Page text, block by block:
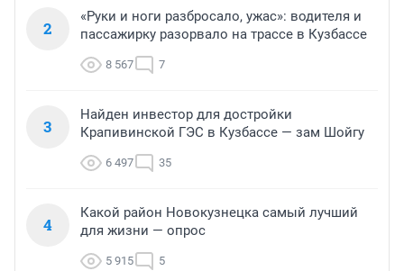
2
«Руки и ноги разбросало, ужас»: водителя и
пассажирку разорвало на трассе в Кузбассе
8 567 7
3
Найден инвестор для достройки
Крапивинской ГЭС в Кузбассе — зам Шойгу
6 497 35
4
Какой район Новокузнецка самый лучший
для жизни — опрос
5 915 5